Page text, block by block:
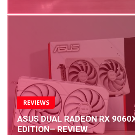
REVIEWS
ASUS DUAL RADEON RX
EDITION– REVIEW